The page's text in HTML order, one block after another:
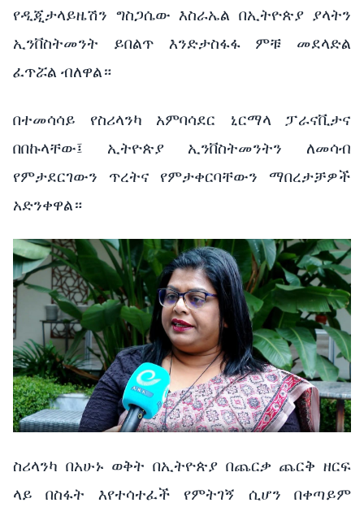
የዲጂታላይዜሽን ግስጋሴው እስራኤል በኢትዮጵያ ያላትን
ኢንቨስትመንት ይበልጥ እንድታስፋፋ ምቹ መደላድል
ፈጥሯል ብለዋል።
በተመሳሳይ የስሪላንካ አምባሳደር ኒርማላ ፓራናቪታና
በበኩላቸው፤ ኢትዮጵያ ኢንቨስትመንትን ለመሳብ
የምታደርገውን ጥረትና የምታቀርባቸውን ማበረታቻዎች
አድንቀዋል።
ስሪላንካ በአሁኑ ወቅት በኢትዮጵያ በጨርቃ ጨርቅ ዘርፍ
ላይ በስፋት እየተሳተፈች የምትገኝ ሲሆን በቀጣይም